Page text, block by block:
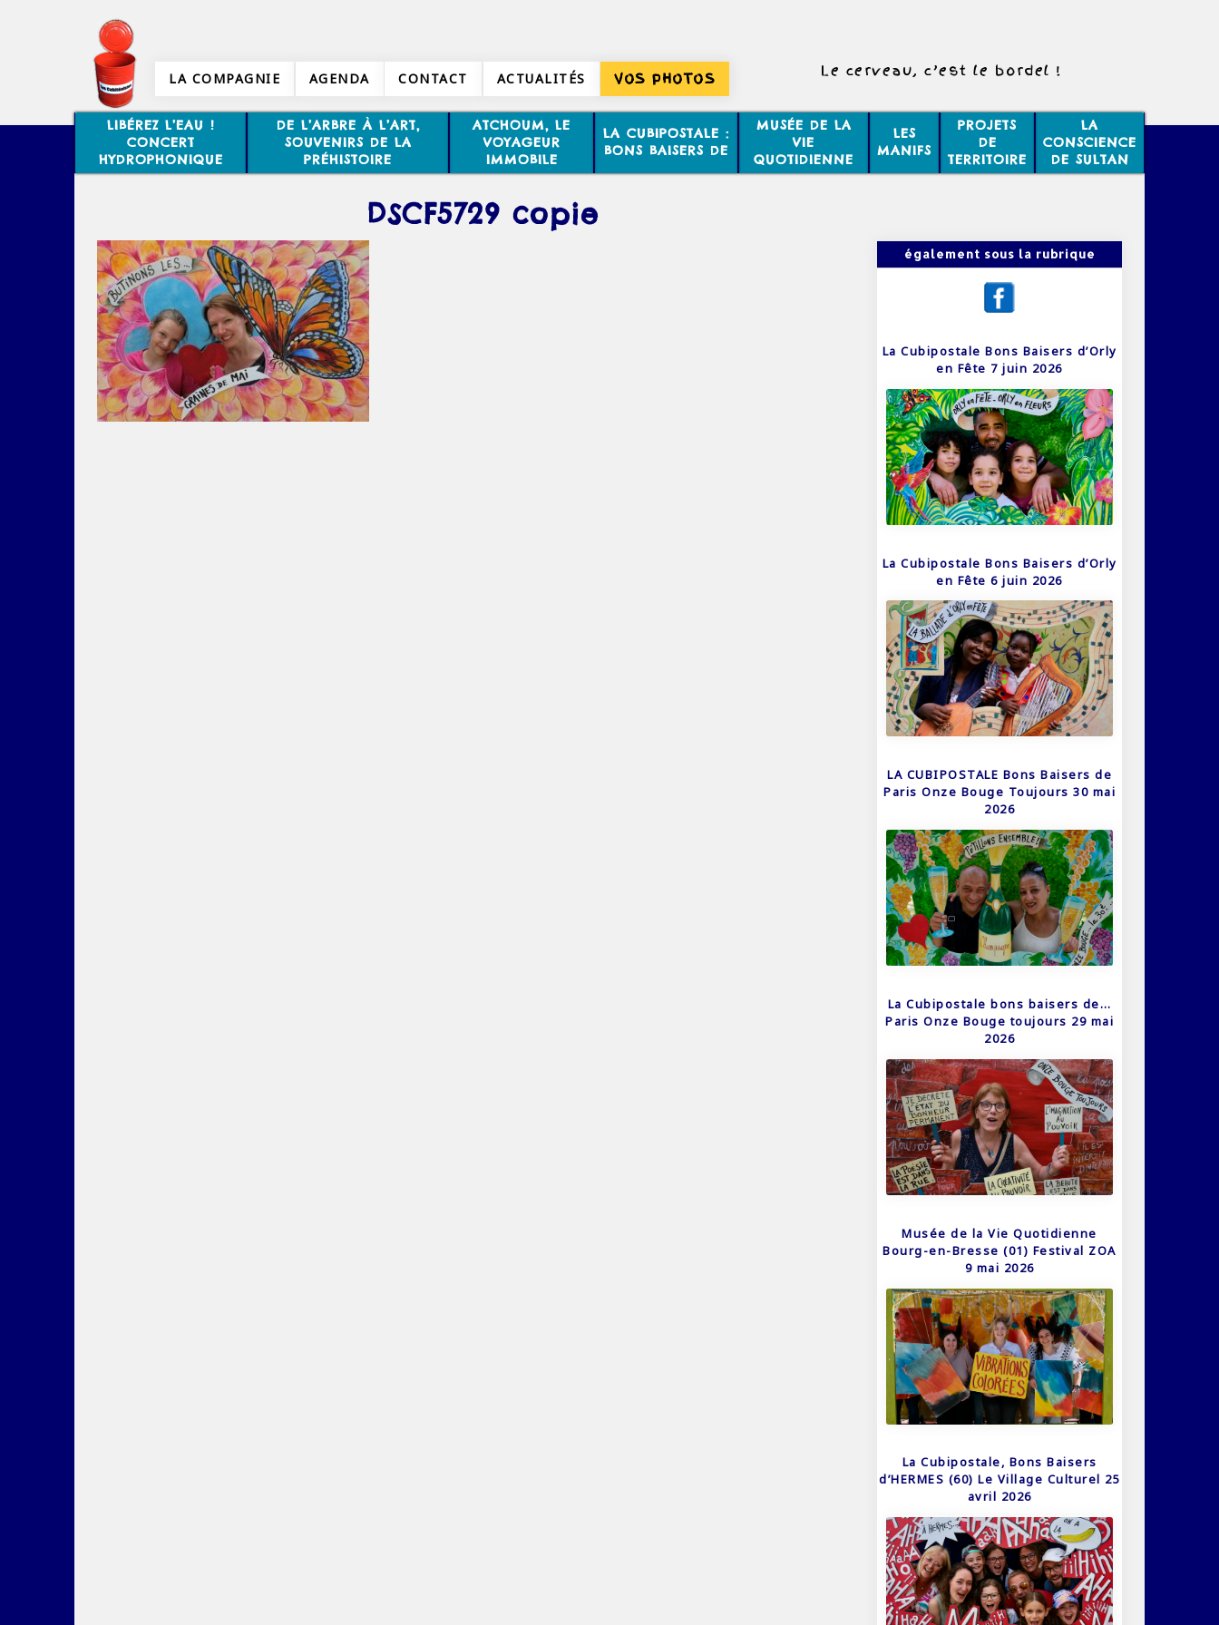
LA COMPAGNIE AGENDA CONTACT ACTUALITÉS VOS PHOTOS Le cerveau, c’est le bordel !
LIBÉREZ L’EAU !
CONCERT
HYDROPHONIQUE
DE L’ARBRE À L’ART,
SOUVENIRS DE LA
PRÉHISTOIRE
ATCHOUM, LE
VOYAGEUR
IMMOBILE
LA CUBIPOSTALE :
BONS BAISERS DE
MUSÉE DE LA
VIE
QUOTIDIENNE
LES
MANIFS
PROJETS
DE
TERRITOIRE
LA
CONSCIENCE
DE SULTAN
DSCF5729 copie
également sous la rubrique
La Cubipostale Bons Baisers d’Orly
en Fête 7 juin 2026
La Cubipostale Bons Baisers d’Orly
en Fête 6 juin 2026
LA CUBIPOSTALE Bons Baisers de
Paris Onze Bouge Toujours 30 mai
2026
La Cubipostale bons baisers de…
Paris Onze Bouge toujours 29 mai
2026
Musée de la Vie Quotidienne
Bourg-en-Bresse (01) Festival ZOA
9 mai 2026
La Cubipostale, Bons Baisers
d’HERMES (60) Le Village Culturel 25
avril 2026